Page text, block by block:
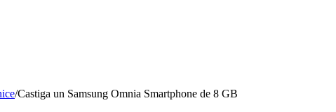
/Castiga un Samsung Omnia Smartphone de 8 GB